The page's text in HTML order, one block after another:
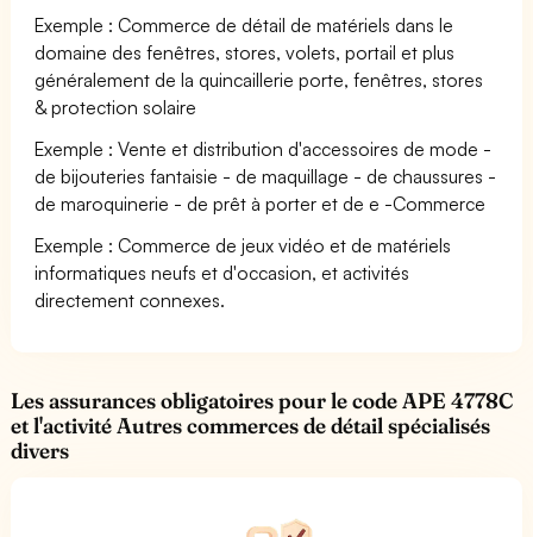
Exemple : Commerce de détail de matériels dans le
domaine des fenêtres, stores, volets, portail et plus
généralement de la quincaillerie porte, fenêtres, stores
& protection solaire
Exemple : Vente et distribution d'accessoires de mode -
de bijouteries fantaisie - de maquillage - de chaussures -
de maroquinerie - de prêt à porter et de e -Commerce
Exemple : Commerce de jeux vidéo et de matériels
informatiques neufs et d'occasion, et activités
directement connexes.
Les assurances obligatoires pour le code APE 4778C
et l'activité Autres commerces de détail spécialisés
divers